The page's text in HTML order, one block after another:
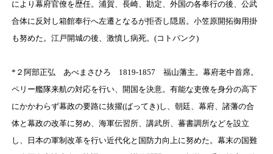
により幕府官僚を歴任。浦賀、長崎、勘定、外国の各奉行の後、公武
合体に反対し箱館奉行へ左遷となるが拒否し隠居。小笠原開拓御用掛
も努めた。江戸開城の後、激憤し病死。(コトバンク)
* ２ 阿部正弘 あべまさひろ 1819-1857 福山藩主。幕府老中首席。
ペリー艦隊来航の対応を行い、開国を決意。有能な吏僚を身分の高下
にかかわらず幕政の要路に抜擢(ばってき)し、朝廷、幕府、諸藩の合
体と幕政の改革に努め、海軍伝習所、講武所、蕃書調所などを設立
し、日本の軍制改革を行い近代化と国防力向上に努めた。幕末の国難